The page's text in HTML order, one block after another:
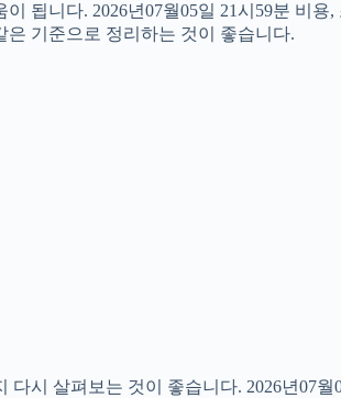
됩니다. 2026년07월05일 21시59분 비
기준으로 정리하는 것이 좋습니다.
시 살펴보는 것이 좋습니다. 2026년07